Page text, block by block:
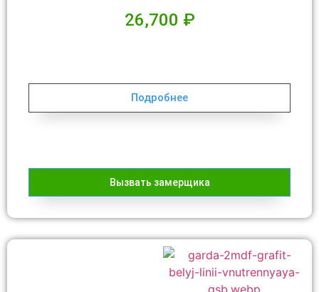
26,700 ₽
Подробнее
Вызвать замерщика